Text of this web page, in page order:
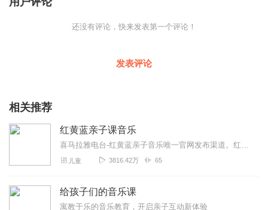
还没有评论，快来发表第一个评论！
发表评论
相关推荐
红黄蓝亲子课音乐
喜马拉雅电台-红黄蓝亲子音乐唯一官网发布渠道。红黄蓝亲子课程高品质儿童音乐，全网最优资源首次免费共享，各位会员和非会员朋友，欢迎订阅！
儿童 3816.42万 65
给孩子们的音乐课
寓教于乐的音乐教育，开启亲子互动新体验